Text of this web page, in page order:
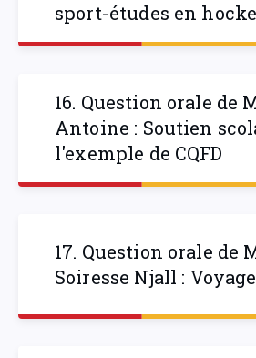
sport-études en
16. Question orale de
Antoine : Soutien
l'exemple de CQFD
17. Question orale de
Soiresse Njall :